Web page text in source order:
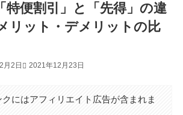
特便割引」と「先得」の違
リット・デメリットの比
月2日 2021年12月23日
にはアフィリエイト広告が含まれま